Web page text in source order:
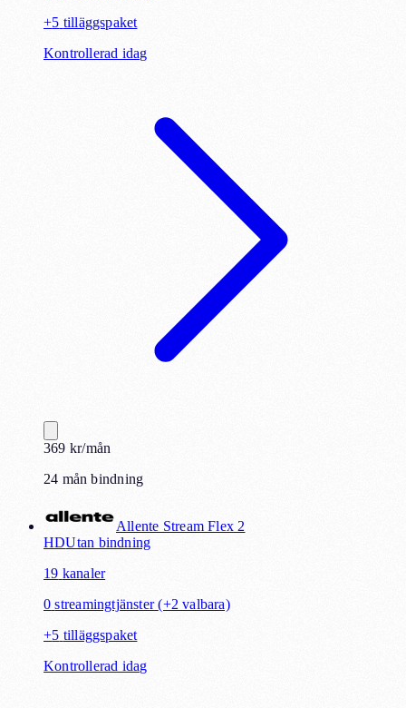
+5 tilläggspaket
Kontrollerad idag
369 kr/mån
24 mån bindning
Allente Stream Flex 2
HDUtan bindning
19 kanaler
0 streamingtjänster (+2 valbara)
+5 tilläggspaket
Kontrollerad idag